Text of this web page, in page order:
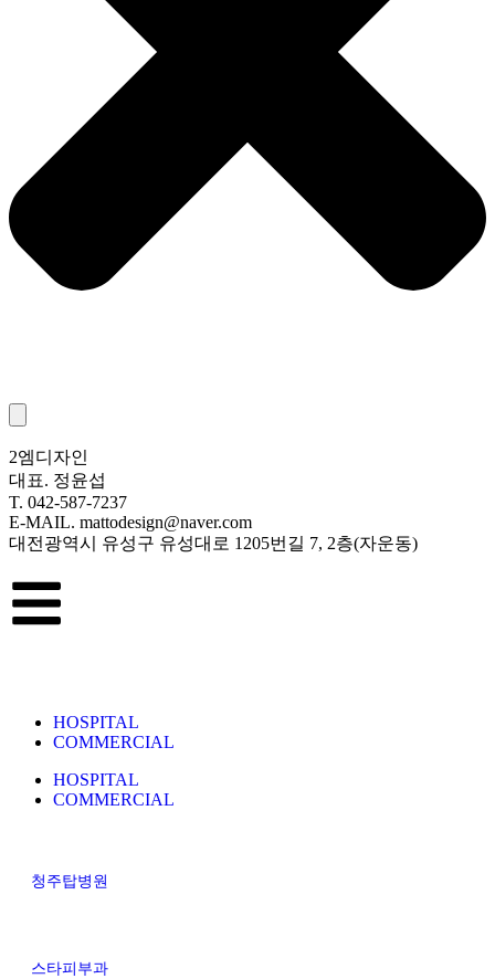
2엠디자인
대표. 정윤섭
T. 042-587-7237
E-MAIL. mattodesign@naver.com
대전광역시 유성구 유성대로 1205번길 7, 2층(자운동)
HOSPITAL
COMMERCIAL
HOSPITAL
COMMERCIAL
청주탑병원
스타피부과